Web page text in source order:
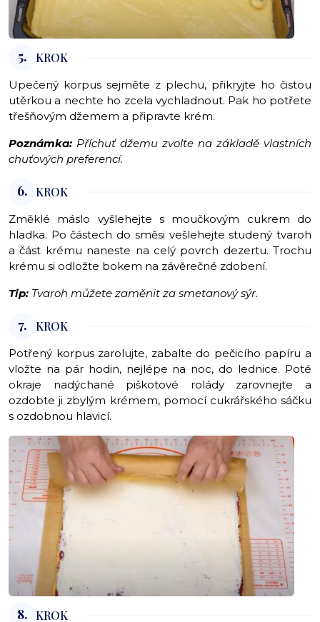
5. KROK
Upečený korpus sejměte z plechu, přikryjte ho čistou
utěrkou a nechte ho zcela vychladnout. Pak ho potřete
třešňovým džemem a připravte krém.
Poznámka: Příchuť džemu zvolte na základě vlastních
chuťových preferencí.
6. KROK
Změklé máslo vyšlehejte s moučkovým cukrem do
hladka. Po částech do směsi vešlehejte studený tvaroh
a část krému naneste na celý povrch dezertu. Trochu
krému si odložte bokem na závěrečné zdobení.
Tip: Tvaroh můžete zaměnit za smetanový sýr.
7. KROK
Potřený korpus zarolujte, zabalte do pečicího papíru a
vložte na pár hodin, nejlépe na noc, do lednice. Poté
okraje nadýchané piškotové rolády zarovnejte a
ozdobte ji zbylým krémem, pomocí cukrářského sáčku
s ozdobnou hlavicí.
8. KROK